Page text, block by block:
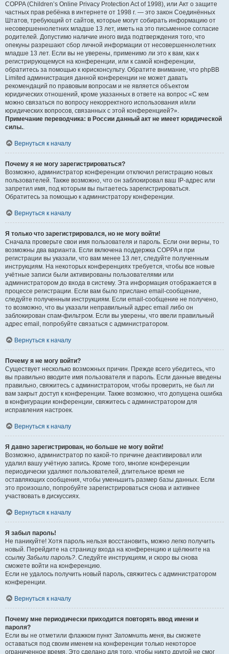
COPPA (Children’s Online Privacy Protection Act of 1998), или Акт о защите
частных прав ребёнка в интернете от 1998 г. — это закон Соединённых
Штатов, требующий от сайтов, которые могут собирать информацию от
несовершеннолетних младше 13 лет, иметь на это письменное согласие
родителей. Допустимо наличие иного вида подтверждения того, что
опекуны разрешают сбор личной информации от несовершеннолетних
младше 13 лет. Если вы не уверены, применимо ли это к вам, как к
регистрирующемуся на конференции, или к самой конференции,
обратитесь за помощью к юрисконсульту. Обратите внимание, что phpBB
Limited администрация данной конференции не может давать
рекомендаций по правовым вопросам и не является объектом
юридических отношений, кроме указанных в ответе на вопрос «С кем
можно связаться по вопросу некорректного использования и/или
юридических вопросов, связанных с этой конференцией?».
Примечание переводчика: в России данный акт не имеет юридической
силы..
Вернуться к началу
Почему я не могу зарегистрироваться?
Возможно, администратор конференции отключил регистрацию новых
пользователей. Также возможно, что он заблокировал ваш IP-адрес или
запретил имя, под которым вы пытаетесь зарегистрироваться.
Обратитесь за помощью к администратору конференции.
Вернуться к началу
Я только что зарегистрировался, но не могу войти!
Сначала проверьте свои имя пользователя и пароль. Если они верны, то
возможны два варианта. Если включена поддержка COPPA и при
регистрации вы указали, что вам менее 13 лет, следуйте полученным
инструкциям. На некоторых конференциях требуется, чтобы все новые
учётные записи были активированы пользователями или
администратором до входа в систему. Эта информация отображается в
процессе регистрации. Если вам было прислано email-сообщение,
следуйте полученным инструкциям. Если email-сообщение не получено,
то возможно, что вы указали неправильный адрес email либо он
заблокирован спам-фильтром. Если вы уверены, что ввели правильный
адрес email, попробуйте связаться с администратором.
Вернуться к началу
Почему я не могу войти?
Существует несколько возможных причин. Прежде всего убедитесь, что
вы правильно вводите имя пользователя и пароль. Если данные введены
правильно, свяжитесь с администратором, чтобы проверить, не был ли
вам закрыт доступ к конференции. Также возможно, что допущена ошибка
в конфигурации конференции, свяжитесь с администратором для
исправления настроек.
Вернуться к началу
Я давно зарегистрирован, но больше не могу войти!
Возможно, администратор по какой-то причине деактивировал или
удалил вашу учётную запись. Кроме того, многие конференции
периодически удаляют пользователей, длительное время не
оставляющих сообщения, чтобы уменьшить размер базы данных. Если
это произошло, попробуйте зарегистрироваться снова и активнее
участвовать в дискуссиях.
Вернуться к началу
Я забыл пароль!
Не паникуйте! Хотя пароль нельзя восстановить, можно легко получить
новый. Перейдите на страницу входа на конференцию и щёлкните на
ссылку Забыли пароль?. Следуйте инструкциям, и скоро вы снова
сможете войти на конференцию.
Если не удалось получить новый пароль, свяжитесь с администратором
конференции.
Вернуться к началу
Почему мне периодически приходится повторять ввод имени и
пароля?
Если вы не отметили флажком пункт Запомнить меня, вы сможете
оставаться под своим именем на конференции только некоторое
ограниченное время. Это сделано для того, чтобы никто другой не смог